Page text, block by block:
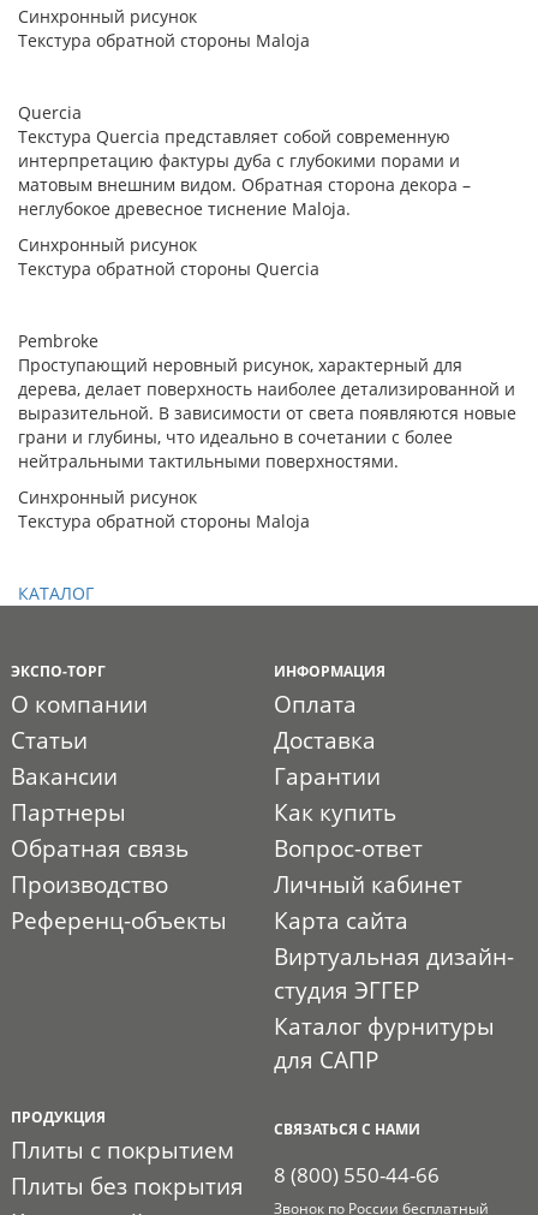
Синхронный рисунок
Текстура обратной стороны Maloja
Quercia
Текстура Quercia представляет собой современную
интерпретацию фактуры дуба с глубокими порами и
матовым внешним видом. Обратная сторона декора –
неглубокое древесное тиснение Maloja.
Синхронный рисунок
Текстура обратной стороны Quercia
Pembroke
Проступающий неровный рисунок, характерный для
дерева, делает поверхность наиболее детализированной и
выразительной. В зависимости от света появляются новые
грани и глубины, что идеально в сочетании с более
нейтральными тактильными поверхностями.
Синхронный рисунок
Текстура обратной стороны Maloja
КАТАЛОГ
ЭКСПО-ТОРГ
О компании
Статьи
Вакансии
Партнеры
Обратная связь
Производство
Референц-объекты
ИНФОРМАЦИЯ
Оплата
Доставка
Гарантии
Как купить
Вопрос-ответ
Личный кабинет
Карта сайта
Виртуальная дизайн-
студия ЭГГЕР
Каталог фурнитуры
для САПР
ПРОДУКЦИЯ
Плиты с покрытием
Плиты без покрытия
СВЯЗАТЬСЯ С НАМИ
8 (800) 550-44-66
Звонок по России бесплатный